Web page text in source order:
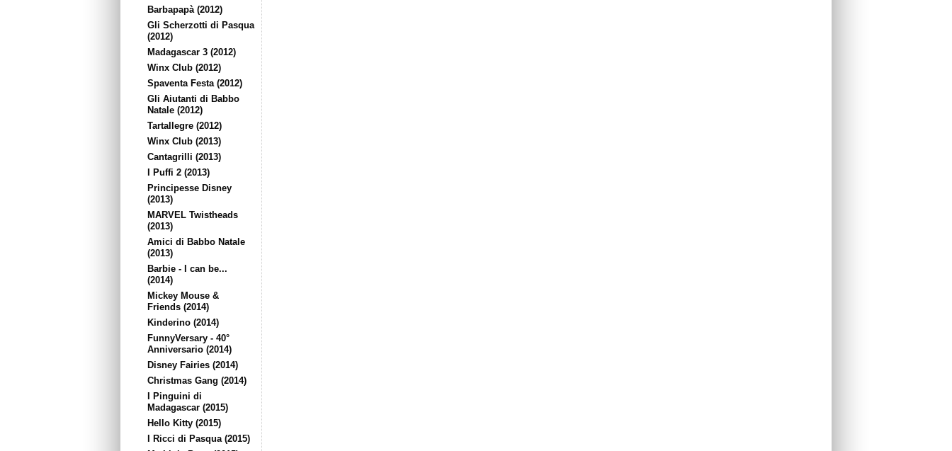
Barbapapà (2012)
Gli Scherzotti di Pasqua
(2012)
Madagascar 3 (2012)
Winx Club (2012)
Spaventa Festa (2012)
Gli Aiutanti di Babbo
Natale (2012)
Tartallegre (2012)
Winx Club (2013)
Cantagrilli (2013)
I Puffi 2 (2013)
Principesse Disney
(2013)
MARVEL Twistheads
(2013)
Amici di Babbo Natale
(2013)
Barbie - I can be...
(2014)
Mickey Mouse &
Friends (2014)
Kinderino (2014)
FunnyVersary - 40°
Anniversario (2014)
Disney Fairies (2014)
Christmas Gang (2014)
I Pinguini di
Madagascar (2015)
Hello Kitty (2015)
I Ricci di Pasqua (2015)